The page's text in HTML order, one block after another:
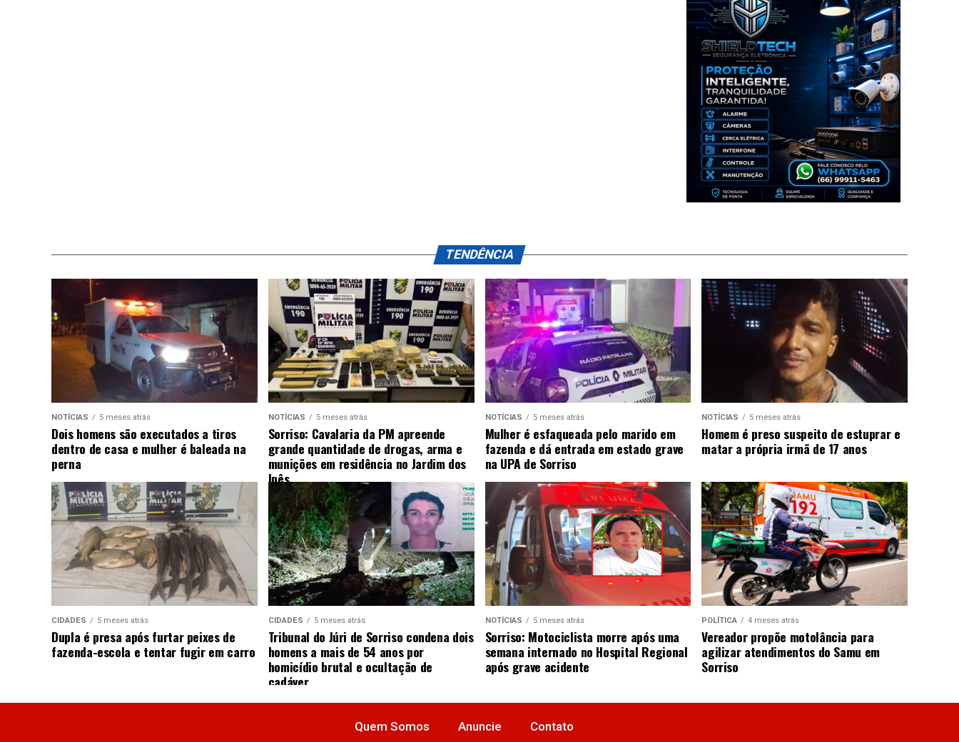
TENDÊNCIA
NOTÍCIAS 5 meses atrás
Dois homens são executados a tiros
dentro de casa e mulher é baleada na
perna
NOTÍCIAS 5 meses atrás
Sorriso: Cavalaria da PM apreende
grande quantidade de drogas, arma e
munições em residência no Jardim dos
Ipês
NOTÍCIAS 5 meses atrás
Mulher é esfaqueada pelo marido em
fazenda e dá entrada em estado grave
na UPA de Sorriso
NOTÍCIAS 5 meses atrás
Homem é preso suspeito de estuprar e
matar a própria irmã de 17 anos
CIDADES 5 meses atrás
Dupla é presa após furtar peixes de
fazenda-escola e tentar fugir em carro
CIDADES 5 meses atrás
Tribunal do Júri de Sorriso condena dois
homens a mais de 54 anos por
homicídio brutal e ocultação de
cadáver
NOTÍCIAS 5 meses atrás
Sorriso: Motociclista morre após uma
semana internado no Hospital Regional
após grave acidente
POLÍTICA 4 meses atrás
Vereador propõe motolância para
agilizar atendimentos do Samu em
Sorriso
Quem Somos Anuncie Contato